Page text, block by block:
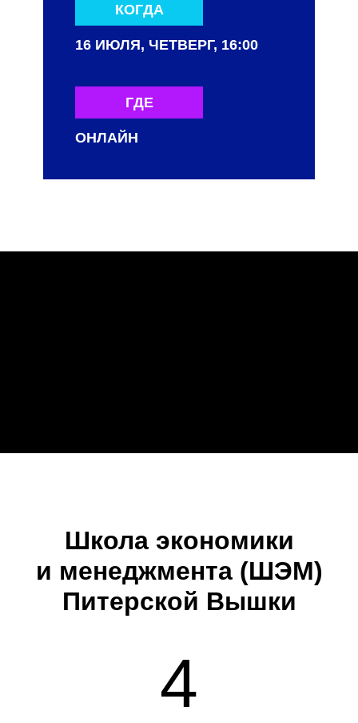
ГДЕ
КОГДА
16 ИЮЛЯ, ЧЕТВЕРГ, 16:00
ОНЛАЙН
4
Школа экономики
и менеджмента (ШЭМ)
Питерской Вышки